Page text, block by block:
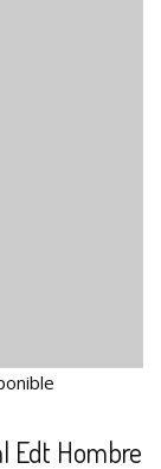
Edt Hombre